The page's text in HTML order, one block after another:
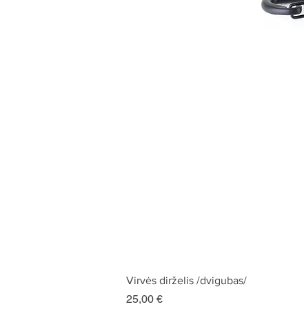
Virvės dirželis /dvigubas/
Kaina
25,00 €